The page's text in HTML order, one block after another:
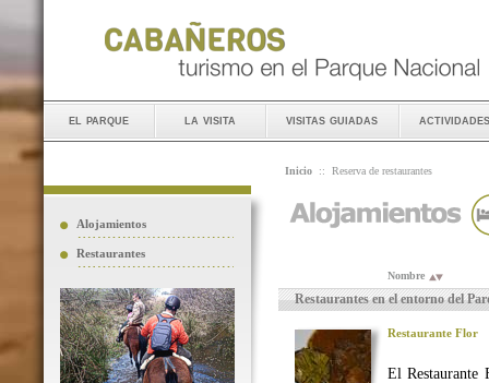
el parque la visita visitas guiadas actividades
Alojamientos
Restaurantes
Inicio :: Reserva de restaurantes
Nombre
Restaurantes en el entorno del
Restaurante Flor
El Restaurante